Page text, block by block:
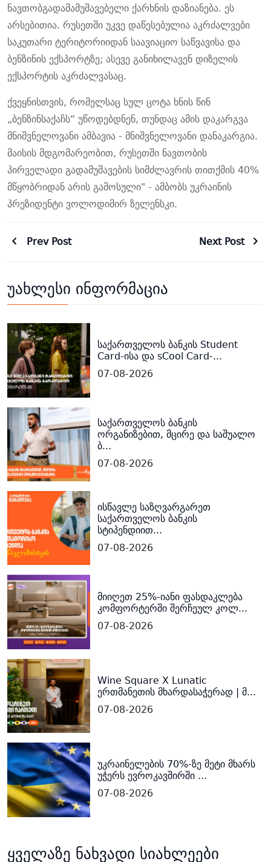
ნავთობგადამამუშავებელი ქარხნის დაზიანება. ეს
არსებითია. რუსეთში უკვე დაწესებულია აკრძალვები
საკუთარი ტერიტორიიდან საავიაციო საწვავისა და
ბენზინის ექსპორტზე; ასევე განიხილავენ დიზელის
ექსპორტის აკრძალვასაც.
ქვეყნისთვის, რომელსაც სულ ცოტა ხნის წინ
„ბენზინსაქაჩს“ უწოდებდნენ, თუნდაც ამის დაკარგვა
მნიშვნელოვანი ამბავია - მნიშვნელოვანი დანაკარგია.
მაისის მდგომარეობით, რუსეთში ნავთობის
პირველადი გადამუშავების სიმძლავრის თითქმის 40%
მწყობრიდან არის გამოსული" - ამბობს უკრაინის
პრეზიდენტი ვოლოდიმირ ზელენსკი.
Prev Post Next Post
უახლესი ინფორმაცია
საქართველოს ბანკის Student
Card-ისა და sCool Card-...
07-08-2026
საქართველოს ბანკის
ორგანიზებით, მცირე და საშუალო
ბ...
07-08-2026
ისწავლე საზღვარგარეთ
საქართველოს ბანკის
სტიპენდიით...
07-08-2026
მიიღეთ 25%-იანი ფასდაკლება
კომფორტერში შერჩეულ კოლ...
07-08-2026
Wine Square X Lunatic
ერთმანეთის მხარდასაჭერად | მ...
07-08-2026
უკრაინელების 70%-ზე მეტი მხარს
უჭერს ევროკავშირში ...
07-08-2026
ყველაზე ნახვადი სიახლეები